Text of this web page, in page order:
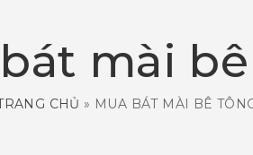
mài
CHỦ » MUA BÁT MÀI BÊ